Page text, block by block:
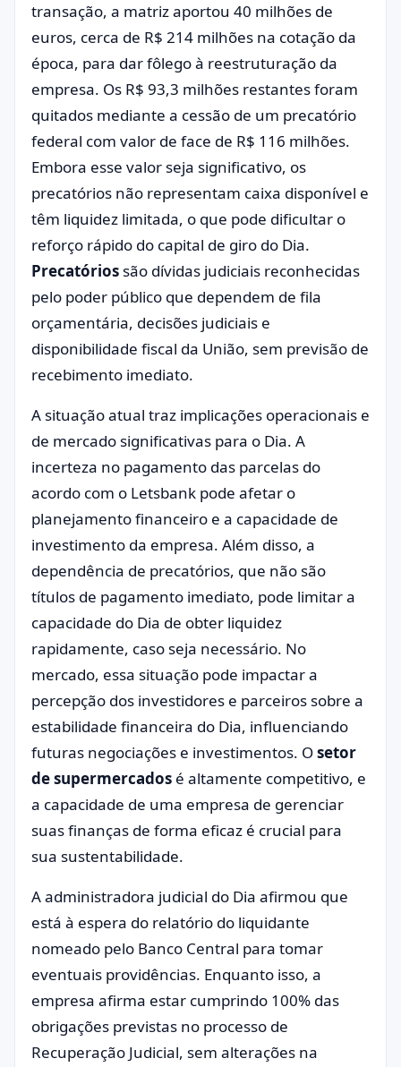
transação, a matriz aportou 40 milhões de
euros, cerca de R$ 214 milhões na cotação da
época, para dar fôlego à reestruturação da
empresa. Os R$ 93,3 milhões restantes foram
quitados mediante a cessão de um precatório
federal com valor de face de R$ 116 milhões.
Embora esse valor seja significativo, os
precatórios não representam caixa disponível e
têm liquidez limitada, o que pode dificultar o
reforço rápido do capital de giro do Dia.
Precatórios são dívidas judiciais reconhecidas
pelo poder público que dependem de fila
orçamentária, decisões judiciais e
disponibilidade fiscal da União, sem previsão de
recebimento imediato.
A situação atual traz implicações operacionais e
de mercado significativas para o Dia. A
incerteza no pagamento das parcelas do
acordo com o Letsbank pode afetar o
planejamento financeiro e a capacidade de
investimento da empresa. Além disso, a
dependência de precatórios, que não são
títulos de pagamento imediato, pode limitar a
capacidade do Dia de obter liquidez
rapidamente, caso seja necessário. No
mercado, essa situação pode impactar a
percepção dos investidores e parceiros sobre a
estabilidade financeira do Dia, influenciando
futuras negociações e investimentos. Osetor
de supermercados é altamente competitivo, e
a capacidade de uma empresa de gerenciar
suas finanças de forma eficaz é crucial para
sua sustentabilidade.
A administradora judicial do Dia afirmou que
está à espera do relatório do liquidante
nomeado pelo Banco Central para tomar
eventuais providências. Enquanto isso, a
empresa afirma estar cumprindo 100% das
obrigações previstas no processo de
Recuperação Judicial, sem alterações na